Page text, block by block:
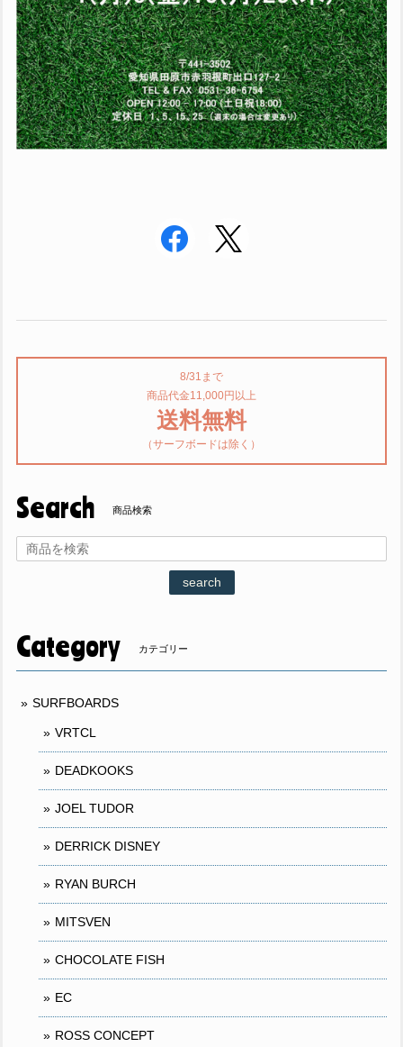
8/31まで
商品代金11,000円以上
送料無料
（サーフボードは除く）
Search 商品検索
search
Category カテゴリー
SURFBOARDS
VRTCL
DEADKOOKS
JOEL TUDOR
DERRICK DISNEY
RYAN BURCH
MITSVEN
CHOCOLATE FISH
EC
ROSS CONCEPT